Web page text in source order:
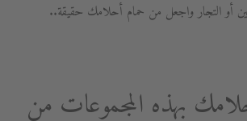
أو التجار واجعل من حمام أحلامك حقيقة..
بهذه المجموعات من